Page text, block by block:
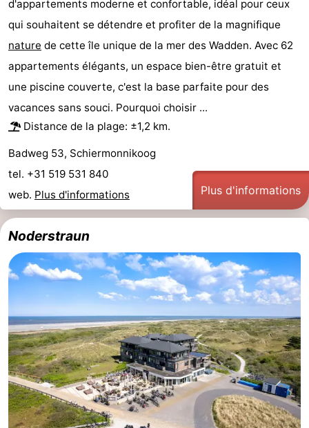
Schierduin
Vitamaris
Hôtels
Last
minutes
Plages
Voir
et
Lieux
Musées
-
Phares
Attractions
Terrains
de
jeux
Sports
-
Faire
-
d'appartements moderne et confortable, idéal pour ceux
qui souhaitent se détendre et profiter de la magnifique
nature de cette île unique de la mer des Wadden. Avec 62
appartements élégants, un espace bien-être gratuit et
une piscine couverte, c'est la base parfaite pour des
vacances sans souci. Pourquoi choisir ...
Distance de la plage: ±1,2 km.
Badweg 53, Schiermonnikoog
tel. +31 519 531 840
web. Plus d'informations Plus d'informations
Noderstraun